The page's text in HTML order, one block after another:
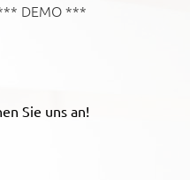
DEMO ***
Sie uns an!